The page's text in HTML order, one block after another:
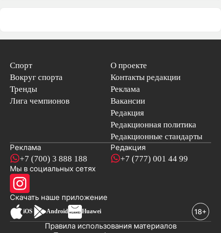
Спорт
Вокруг спорта
Тренды
Лига чемпионов
О проекте
Контакты редакции
Реклама
Вакансии
Редакция
Редакционная политика
Редакционные стандарты
Реклама
+7 (700) 3 888 188
Редакция
+7 (777) 001 44 99
Мы в социальных сетях
Скачать наше приложениеновостей
iOS Android Huawei
Правила использования материалов